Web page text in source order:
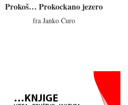
Prokoš… Prokockano jezero
fra Janko Ćuro